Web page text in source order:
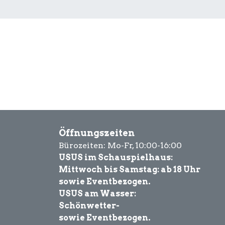
Öffnungszeiten
Bürozeiten: Mo-Fr, 10:00-16:00
USUS im Schauspielhaus:
Mittwoch bis Samstag: ab 18 Uhr
sowie Eventbezogen.
USUS am Wasser:
Schönwetter-
sowie Eventbezogen.